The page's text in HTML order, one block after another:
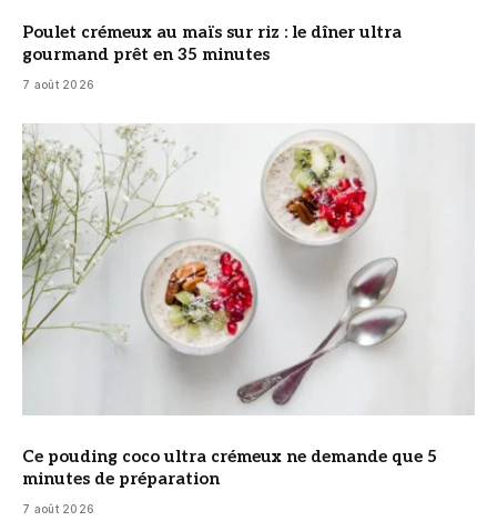
Poulet crémeux au maïs sur riz : le dîner ultra
gourmand prêt en 35 minutes
7 août 2026
© DR
Ce pouding coco ultra crémeux ne demande que 5
minutes de préparation
7 août 2026